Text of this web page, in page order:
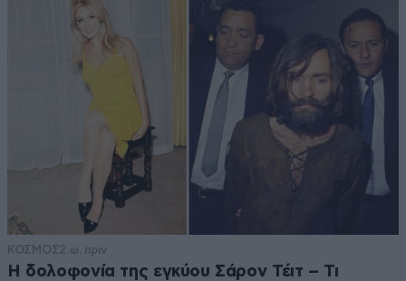
ΚΟΣΜΟΣ2 ω. πριν
Η δολοφονία της εγκύου Σάρον Τέιτ – Τι